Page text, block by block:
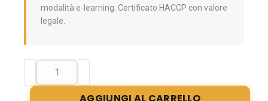
modalità e-learning. Certificato HACCP con valore
legale.
Formazione
per